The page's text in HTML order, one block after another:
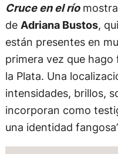
Cruce en el río
de Adriana Bustos,
están presentes en
primera vez que hago
la Plata. Una
intensidades, brillos,
incorporan como
una identidad